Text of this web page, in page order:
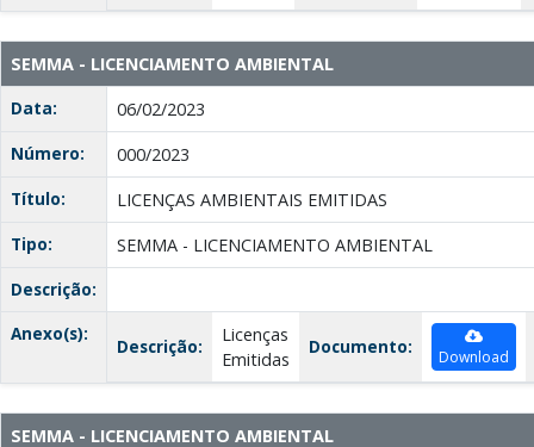
SEMMA - LICENCIAMENTO AMBIENTAL
Data:
06/02/2023
Número:
000/2023
Título:
LICENÇAS AMBIENTAIS EMITIDAS
Tipo:
SEMMA - LICENCIAMENTO AMBIENTAL
Descrição:
Anexo(s):
Descrição:
Licenças
Emitidas
Documento: Download
SEMMA - LICENCIAMENTO AMBIENTAL